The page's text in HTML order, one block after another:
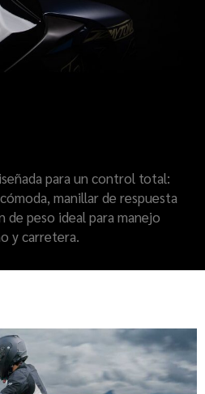
para un control total:
manillar de respuesta
de peso ideal para manejo
y carretera.